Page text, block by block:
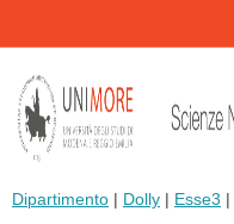
Dipartimento Dolly Esse3